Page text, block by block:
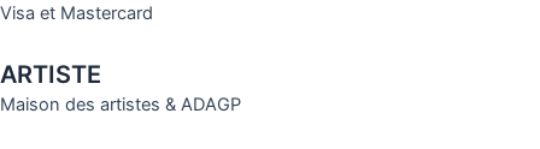
Visa et Mastercard
ARTISTE
Maison des artistes & ADAGP